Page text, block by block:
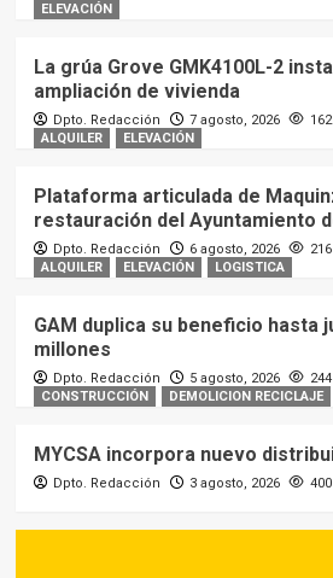
ELEVACIÓN
La grúa Grove GMK4100L-2
ampliación de vivienda
Dpto. Redacción 7 agosto, 2026
162
ALQUILER
ELEVACIÓN
Plataforma articulada de
restauración del Ayuntamiento
Dpto. Redacción 6 agosto, 2026
216
ALQUILER
ELEVACIÓN LOGISTICA
GAM duplica su beneficio hasta
millones
Dpto. Redacción 5 agosto, 2026
244
CONSTRUCCIÓN
DEMOLICION RECICLAJE
MYCSA incorpora nuevo
Dpto. Redacción 3 agosto, 2026 400